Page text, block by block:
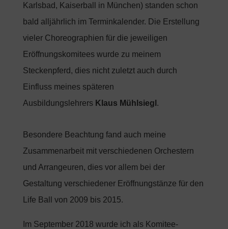
Karlsbad, Kaiserball in München) standen schon
bald alljährlich im Terminkalender. Die Erstellung
vieler Choreographien für die jeweiligen
Eröffnungskomitees wurde zu meinem
Steckenpferd, dies nicht zuletzt auch durch
Einfluss meines späteren
Ausbildungslehrers Klaus Mühlsiegl .
Besondere Beachtung fand auch meine
Zusammenarbeit mit verschiedenen Orchestern
und Arrangeuren, dies vor allem bei der
Gestaltung verschiedener Eröffnungstänze für den
Life Ball von 2009 bis 2015.
Im September 2018 wurde ich als Komitee-